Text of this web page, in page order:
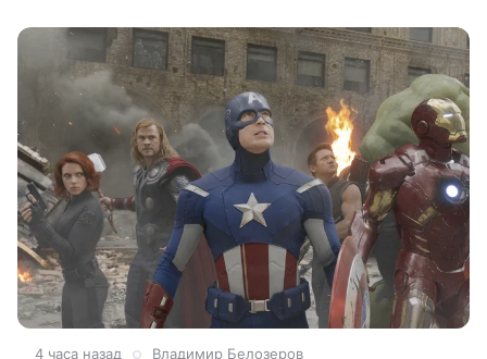
4 часа назад Владимир Белозеров